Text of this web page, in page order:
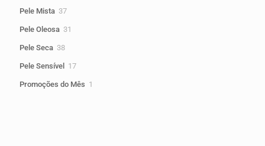
Pele Mista 3737
Pele Oleosa 31
Pele Seca 3838
Pele Sensível 1717
Promoções do Mês 1